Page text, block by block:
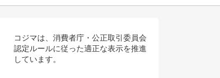
コジマは、消費者庁・公正取引委員会
認定ルールに従った適正な表示を推進
しています。